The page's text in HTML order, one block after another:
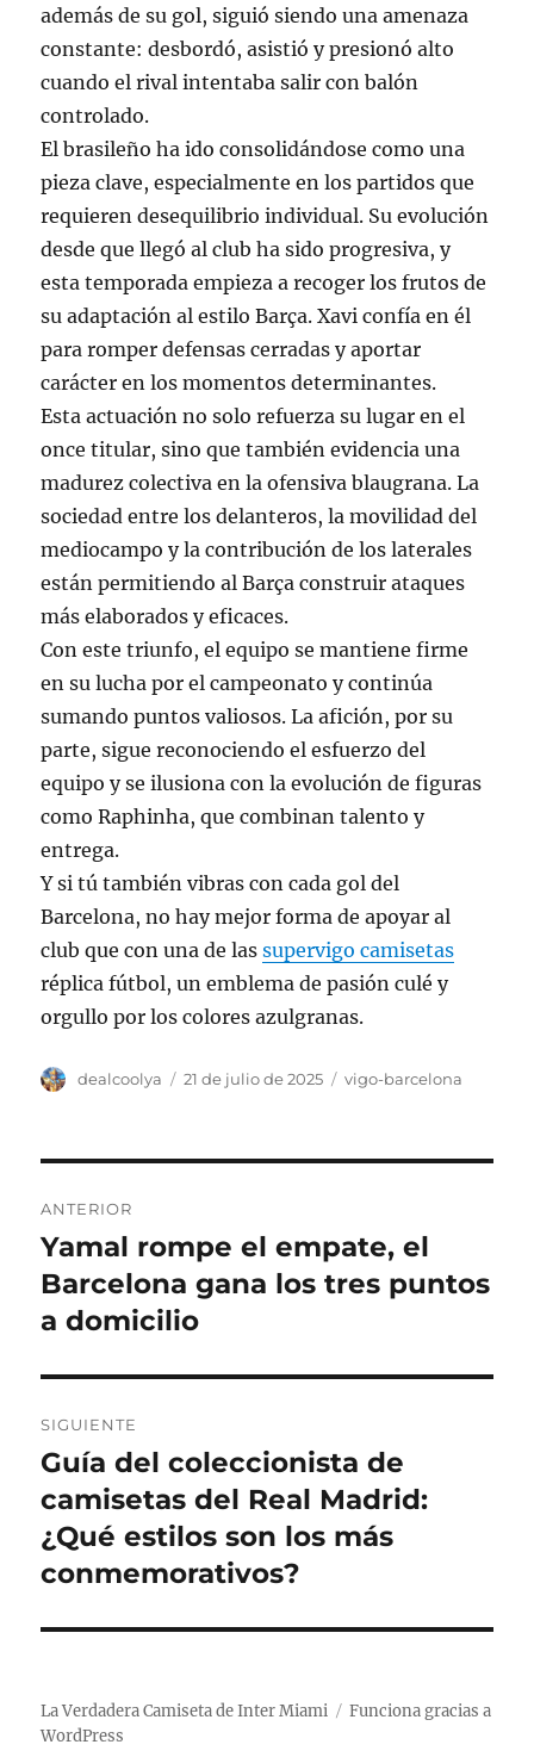
además de su gol, siguió siendo una amenaza
constante: desbordó, asistió y presionó alto
cuando el rival intentaba salir con balón
controlado.
El brasileño ha ido consolidándose como una
pieza clave, especialmente en los partidos que
requieren desequilibrio individual. Su evolución
desde que llegó al club ha sido progresiva, y
esta temporada empieza a recoger los frutos de
su adaptación al estilo Barça. Xavi confía en él
para romper defensas cerradas y aportar
carácter en los momentos determinantes.
Esta actuación no solo refuerza su lugar en el
once titular, sino que también evidencia una
madurez colectiva en la ofensiva blaugrana. La
sociedad entre los delanteros, la movilidad del
mediocampo y la contribución de los laterales
están permitiendo al Barça construir ataques
más elaborados y eficaces.
Con este triunfo, el equipo se mantiene firme
en su lucha por el campeonato y continúa
sumando puntos valiosos. La afición, por su
parte, sigue reconociendo el esfuerzo del
equipo y se ilusiona con la evolución de figuras
como Raphinha, que combinan talento y
entrega.
Y si tú también vibras con cada gol del
Barcelona, no hay mejor forma de apoyar al
club que con una de lassupervigo camisetas
réplica fútbol, un emblema de pasión culé y
orgullo por los colores azulgranas.
Autor
dealcoolya
Publicado
21 de julio de 2025 Categorías
vigo-barcelona
de
entradas
ANTERIOR
Entrada
anterior:
Yamal rompe el empate, el
Barcelona gana los tres puntos
a domicilio
SIGUIENTE
Entrada
siguiente:
Guía del coleccionista de
camisetas del Real Madrid:
¿Qué estilos son los más
conmemorativos?
La Verdadera Camiseta de Inter Miami
Funciona gracias a
WordPress